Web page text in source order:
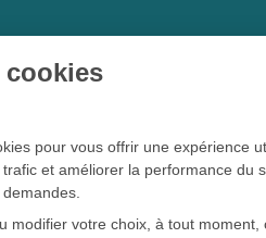
du code de la santé publique et à l’arrêté du
médicaux qui peuvent faire l’objet
à l'articleR 5213-1
ce site peuvent faire l'objet d'une publicité
cookies
pour vous offrir une expérience
et améliorer la performance du
modifier votre choix, à tout moment,